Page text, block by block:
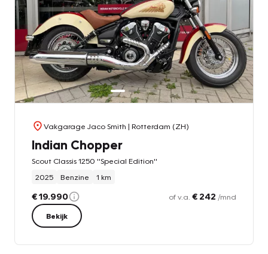
Vakgarage Jaco Smith | Rotterdam (ZH)
Indian Chopper
Scout Classis 1250 ''Special Edition''
2025
Benzine 1 km
€ 19.990 of v.a. € 242 /mnd
Bekijk